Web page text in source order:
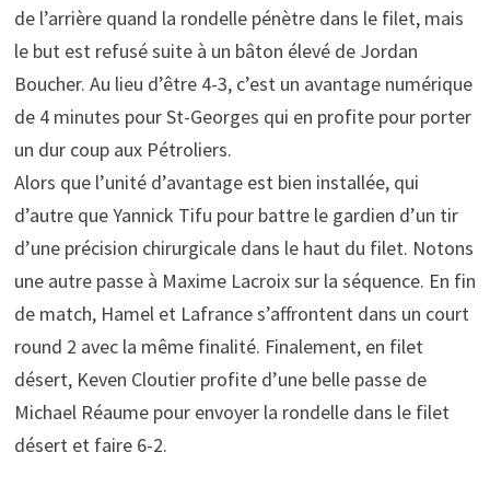
de l’arrière quand la rondelle pénètre dans le filet, mais
le but est refusé suite à un bâton élevé de Jordan
Boucher. Au lieu d’être 4-3, c’est un avantage numérique
de 4 minutes pour St-Georges qui en profite pour porter
un dur coup aux Pétroliers.
Alors que l’unité d’avantage est bien installée, qui
d’autre que Yannick Tifu pour battre le gardien d’un tir
d’une précision chirurgicale dans le haut du filet. Notons
une autre passe à Maxime Lacroix sur la séquence. En fin
de match, Hamel et Lafrance s’affrontent dans un court
round 2 avec la même finalité. Finalement, en filet
désert, Keven Cloutier profite d’une belle passe de
Michael Réaume pour envoyer la rondelle dans le filet
désert et faire 6-2.